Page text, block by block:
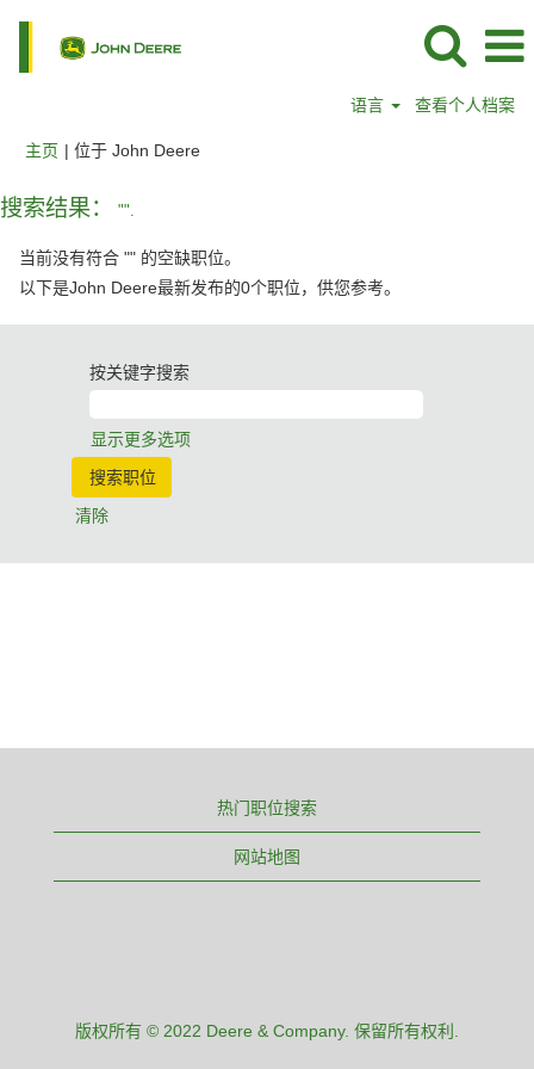
语言 查看个人档案
主页 | 位于 John Deere（当
搜索结果： "".
当前没有符合 "" 的空缺职位。
以下是John Deere最新发布的0个职位，供您参考。
按关键字搜索
显示更多选项
清除
热门职位搜索
网站地图
版权所有 © 2022 Deere & Company. 保留所有权利.